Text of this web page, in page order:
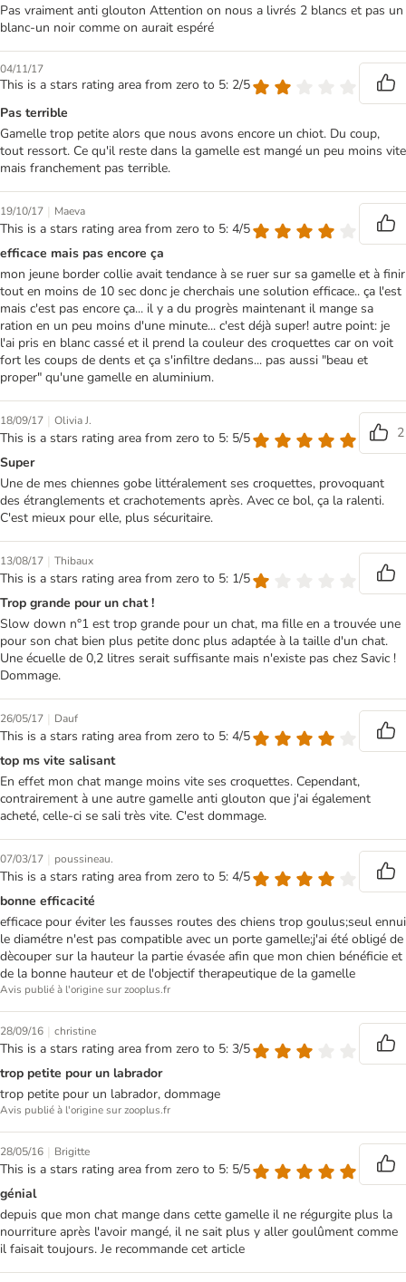
Pas vraiment anti glouton Attention on nous a livrés 2 blancs et pas un
blanc-un noir comme on aurait espéré
04/11/17
This is a stars rating area from zero to 5: 2/5
Pas terrible
Gamelle trop petite alors que nous avons encore un chiot. Du coup,
tout ressort. Ce qu'il reste dans la gamelle est mangé un peu moins vite
mais franchement pas terrible.
19/10/17 | Maeva
This is a stars rating area from zero to 5: 4/5
efficace mais pas encore ça
mon jeune border collie avait tendance à se ruer sur sa gamelle et à finir
tout en moins de 10 sec donc je cherchais une solution efficace.. ça l'est
mais c'est pas encore ça... il y a du progrès maintenant il mange sa
ration en un peu moins d'une minute... c'est déjà super! autre point: je
l'ai pris en blanc cassé et il prend la couleur des croquettes car on voit
fort les coups de dents et ça s'infiltre dedans... pas aussi "beau et
proper" qu'une gamelle en aluminium.
18/09/17 | Olivia J.
This is a stars rating area from zero to 5: 5/5
2
Super
Une de mes chiennes gobe littéralement ses croquettes, provoquant
des étranglements et crachotements après. Avec ce bol, ça la ralenti.
C'est mieux pour elle, plus sécuritaire.
13/08/17 | Thibaux
This is a stars rating area from zero to 5: 1/5
Trop grande pour un chat !
Slow down n°1 est trop grande pour un chat, ma fille en a trouvée une
pour son chat bien plus petite donc plus adaptée à la taille d'un chat.
Une écuelle de 0,2 litres serait suffisante mais n'existe pas chez Savic !
Dommage.
26/05/17 | Dauf
This is a stars rating area from zero to 5: 4/5
top ms vite salisant
En effet mon chat mange moins vite ses croquettes. Cependant,
contrairement à une autre gamelle anti glouton que j'ai également
acheté, celle-ci se sali très vite. C'est dommage.
07/03/17 | poussineau.
This is a stars rating area from zero to 5: 4/5
bonne efficacité
efficace pour éviter les fausses routes des chiens trop goulus;seul ennui
le diamétre n'est pas compatible avec un porte gamelle;j'ai été obligé de
dècouper sur la hauteur la partie évasée afin que mon chien bénéficie et
de la bonne hauteur et de l'objectif therapeutique de la gamelle
Avis publié à l'origine sur zooplus.fr
28/09/16 | christine
This is a stars rating area from zero to 5: 3/5
trop petite pour un labrador
trop petite pour un labrador, dommage
Avis publié à l'origine sur zooplus.fr
28/05/16 | Brigitte
This is a stars rating area from zero to 5: 5/5
génial
depuis que mon chat mange dans cette gamelle il ne régurgite plus la
nourriture après l'avoir mangé, il ne sait plus y aller goulûment comme
il faisait toujours. Je recommande cet article